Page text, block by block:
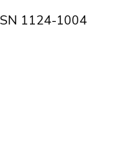
1124-1004